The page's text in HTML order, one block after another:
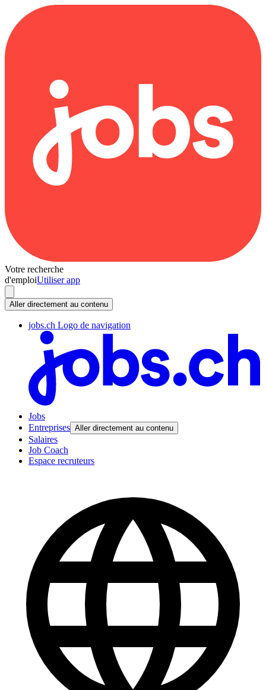
Votre recherche
d'emploiUtiliser app
Aller directement au contenu
jobs.ch Logo de navigation
Jobs
Entreprises Aller directement au contenu
Salaires
Job Coach
Espace recruteurs